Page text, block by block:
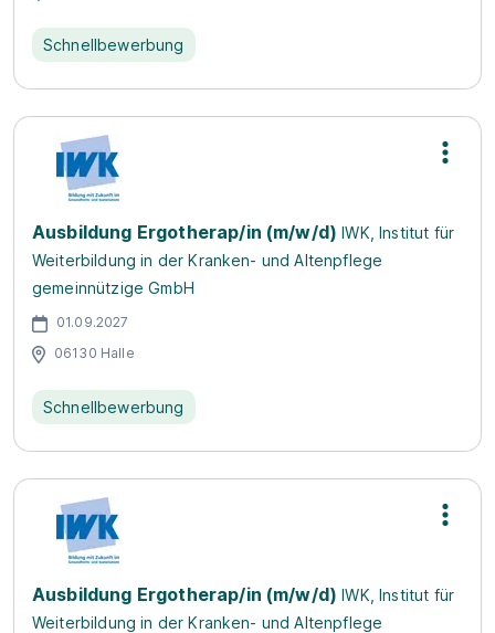
Schnellbewerbung
Ausbildung Ergotherap/in (m/w/d) IWK, Institut für
Weiterbildung in der Kranken- und Altenpflege
gemeinnützige GmbH
01.09.2027
06130 Halle
Schnellbewerbung
Ausbildung Ergotherap/in (m/w/d) IWK, Institut für
Weiterbildung in der Kranken- und Altenpflege